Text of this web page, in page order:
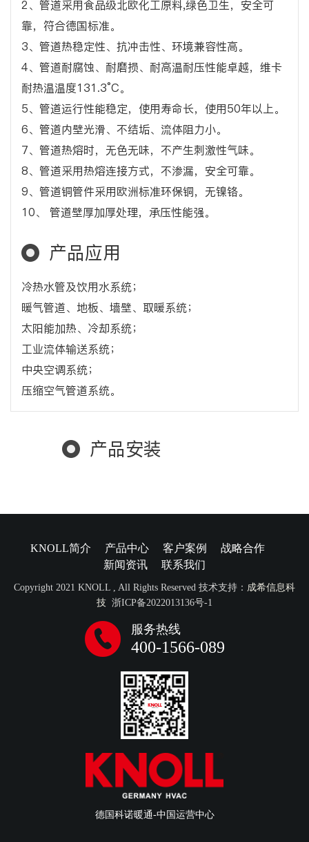
2、管道采用食品级北欧化工原料,绿色卫生，安全可
靠，符合德国标准。
3、管道热稳定性、抗冲击性、环境兼容性高。
4、管道耐腐蚀、耐磨损、耐高温耐压性能卓越，维卡
耐热温温度131.3°C。
5、管道运行性能稳定，使用寿命长，使用50年以上。
6、管道内壁光滑、不结垢、流体阻力小。
7、管道热熔时，无色无味，不产生刺激性气味。
8、管道采用热熔连接方式，不渗漏，安全可靠。
9、管道铜管件采用欧洲标准环保铜，无镍铬。
10、 管道壁厚加厚处理，承压性能强。
产品应用
冷热水管及饮用水系统；
暖气管道、地板、墙壁、取暖系统；
太阳能加热、冷却系统；
工业流体输送系统；
中央空调系统；
压缩空气管道系统。
产品安装
KNOLL简介 产品中心 客户案例
战略合作
新闻资讯
联系我们
Copyright 2021 KNOLL , All Rights Reserved 技术支持： 成希信息科
技 浙ICP备2022013136号-1
服务热线
400-1566-089
德国科诺暖通-中国运营中心